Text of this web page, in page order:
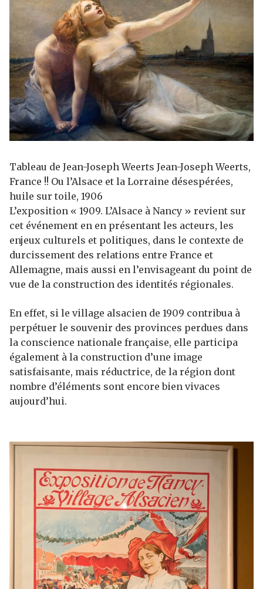
Tableau de Jean-Joseph Weerts Jean-Joseph Weerts,
France !! Ou l’Alsace et la Lorraine désespérées,
huile sur toile, 1906
L’exposition « 1909. L’Alsace à Nancy » revient sur
cet événement en en présentant les acteurs, les
enjeux culturels et politiques, dans le contexte de
durcissement des relations entre France et
Allemagne, mais aussi en l’envisageant du point de
vue de la construction des identités régionales.
En effet, si le village alsacien de 1909 contribua à
perpétuer le souvenir des provinces perdues dans
la conscience nationale française, elle participa
également à la construction d’une image
satisfaisante, mais réductrice, de la région dont
nombre d’éléments sont encore bien vivaces
aujourd’hui.